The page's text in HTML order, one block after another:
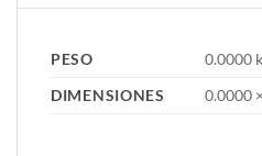
PESO
0.0000
DIMENSIONES
0.0000